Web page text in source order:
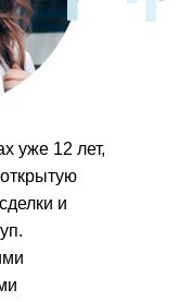
уже 12 лет,
и